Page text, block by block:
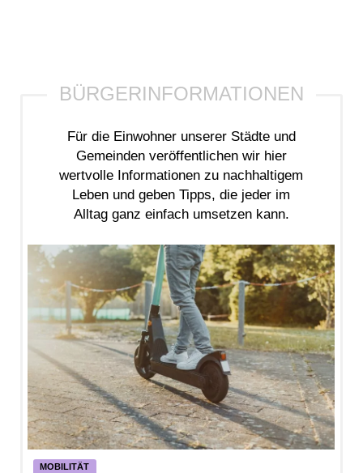
Für die Einwohner unserer Städte und
Gemeinden veröffentlichen wir hier
wertvolle Informationen zu nachhaltigem
Leben und geben Tipps, die jeder im
Alltag ganz einfach umsetzen kann.
MOBILITÄT